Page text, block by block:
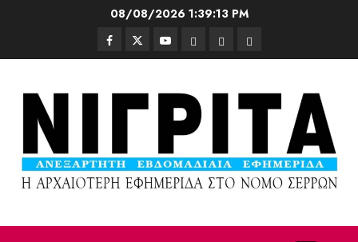
08/08/2026 1:39:15 PM